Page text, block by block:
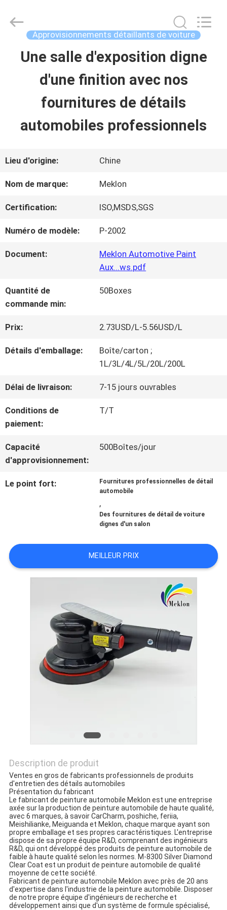
APERÇU
PRODUITS
VIDÉOS
PROPOS
NOUS
D'USINE
LA
QUALITÉ
CONTACT
NOUVELLES
DE
SOUMISSION
POLITIQUE
CONFIDENTIALITÉ
Meklon
Technology
Approvisionnements détaillants de voiture
Une salle d'exposition digne
d'une finition avec nos
fournitures de détails
automobiles professionnels
Lieu d'origine: Chine
Nom de marque: Meklon
Certification: ISO,MSDS,SGS
Numéro de modèle: P-2002
Document:
Meklon Automotive Paint
Aux...ws.pdf
Quantité de
commande min:
50Boxes
Prix: 2.73USD/L-5.56USD/L
Détails d'emballage:
Boîte/carton ;
1L/3L/4L/5L/20L/200L
Délai de livraison: 7-15 jours ouvrables
Conditions de
paiement:
T/T
Capacité
d'approvisionnement:
500Boîtes/jour
Le point fort:
Fournitures professionnelles de détail
automobile
,
Des fournitures de détail de voiture
dignes d'un salon
MEILLEUR PRIX
Description de produit
Ventes en gros de fabricants professionnels de produits
d'entretien des détails automobiles
Présentation du fabricant
Le fabricant de peinture automobile Meklon est une entreprise
axée sur la production de peinture automobile de haute qualité,
avec 6 marques, à savoir CarCharm, poshiche, feriia,
Meishilianke, Meiguanda et Meklon, chaque marque ayant son
propre emballage et ses propres caractéristiques. L'entreprise
dispose de sa propre équipe R&D, comprenant des ingénieurs
R&D, qui ont développé des produits de peinture automobile de
faible à haute qualité selon les normes. M-8300 Silver Diamond
Clear Coat est un produit de peinture automobile de qualité
moyenne de cette société.
Fabricant de peinture automobile Meklon avec près de 20 ans
d'expertise dans l'industrie de la peinture automobile. Disposer
de notre propre équipe d'ingénieurs de recherche et
développement ainsi que d'un système de formule spécialisé,